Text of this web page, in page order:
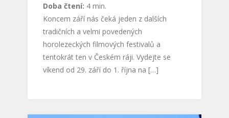
Doba čtení: 4 min.
Koncem září nás čeká jeden z dalších
tradičních a velmi povedených
horolezeckých filmových festivalů a
tentokrát ten v Českém ráji. Vydejte se
víkend od 29. září do 1. října na […]